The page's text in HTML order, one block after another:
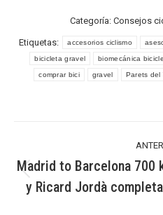
Categoría: Consejos
Etiquetas: accesorios ciclismo
bicicleta gravel biomecánica
comprar bici gravel Parets del
entre
publicaciones
Madrid to Barcelona 700
y Ricard Jordà